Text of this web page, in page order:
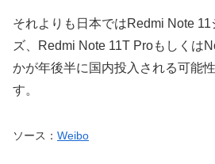
それよりも日本ではRedmi Note
ズ、Redmi Note 11T Proもしくは
かが年後半に国内投入される可能
す。
ソース： Weibo